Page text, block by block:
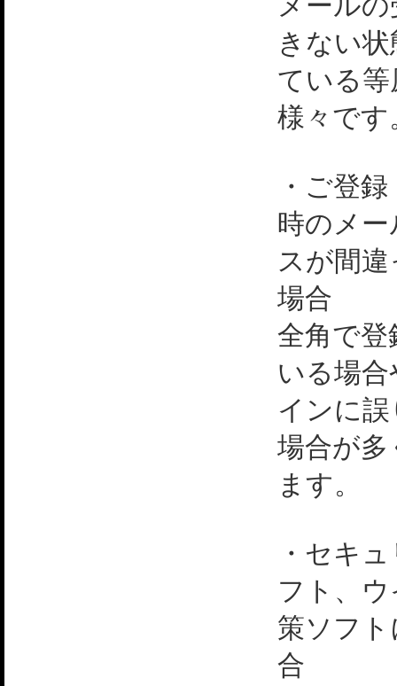
きない
ている
様々です
・ご登
時のメ
スが間
場合
全角で
いる場
インに
場合が
ます。
・セキ
フト、
策ソフ
合